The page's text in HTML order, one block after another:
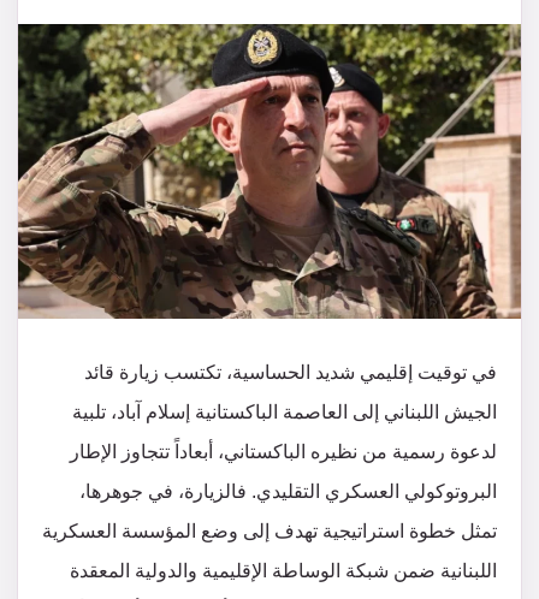
في توقيت إقليمي شديد الحساسية، تكتسب زيارة قائد
الجيش اللبناني إلى العاصمة الباكستانية إسلام آباد، تلبية
لدعوة رسمية من نظيره الباكستاني، أبعاداً تتجاوز الإطار
البروتوكولي العسكري التقليدي. فالزيارة، في جوهرها،
تمثل خطوة استراتيجية تهدف إلى وضع المؤسسة العسكرية
اللبنانية ضمن شبكة الوساطة الإقليمية والدولية المعقدة